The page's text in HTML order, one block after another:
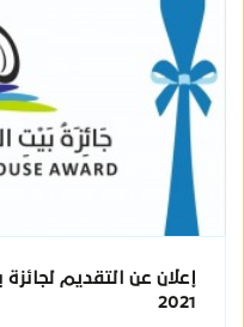
إعلان عن التقديم
2021